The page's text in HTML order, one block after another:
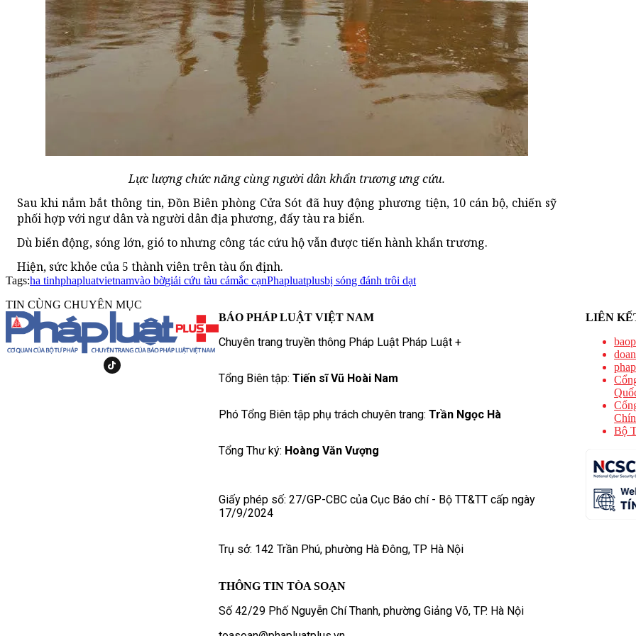
Lực lượng chức năng cùng người dân khẩn trương ưng cứu.
Sau khi nắm bắt thông tin, Đồn Biên phòng Cửa Sót đã huy động phương tiện, 10 cán bộ, chiến sỹ
phối hợp với ngư dân và người dân địa phương, đẩy tàu ra biển.
Dù biển động, sóng lớn, gió to nhưng công tác cứu hộ vẫn được tiến hành khẩn trương.
Hiện, sức khỏe của 5 thành viên trên tàu ổn định.
Tags:ha tinhphapluatvietnamvào bờgiải cứu tàu cámắc cạnPhapluatplusbị sóng đánh trôi dạt
TIN CÙNG CHUYÊN MỤC
BÁO PHÁP LUẬT VIỆT NAM
Chuyên trang truyền thông Pháp Luật Pháp Luật +
Tổng Biên tập: Tiến sĩ Vũ Hoài Nam
Phó Tổng Biên tập phụ trách chuyên trang: Trần Ngọc Hà
Tổng Thư ký: Hoàng Văn Vượng
Giấy phép số: 27/GP-CBC của Cục Báo chí - Bộ TT&TT cấp ngày
17/9/2024
Trụ sở: 142 Trần Phú, phường Hà Đông, TP Hà Nội
THÔNG TIN TÒA SOẠN
Số 42/29 Phố Nguyễn Chí Thanh, phường Giảng Võ, TP. Hà Nội
LIÊN
Bộ